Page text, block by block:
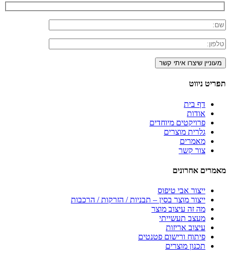
תפריט ניווט
דף בית
אודות
פרויקטים מיוחדים
גלרית מוצרים
מאמרים
צור קשר
מאמרים אחרונים
ייצור אבי טיפוס
ייצור מוצר בסין – תבניות / הזרקות / הרכבות
מה זה עיצוב מוצר
מעצב תעשייתי
עיצוב אריזות
פיתוח ורישום פטנטים
תכנון מוצרים